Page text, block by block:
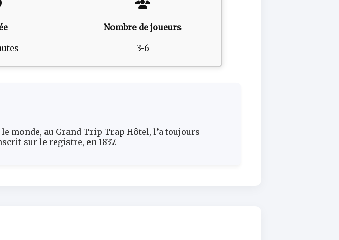
Nombre de joueurs
3-6
monde, au Grand Trip Trap Hôtel, l’a toujours
sur le registre, en 1837.